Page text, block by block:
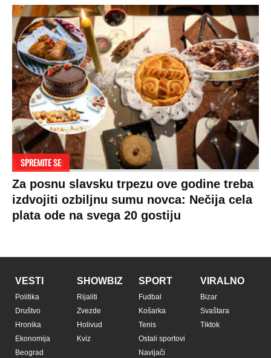
SPREMITE SE
Za posnu slavsku trpezu ove godine treba
izdvojiti ozbiljnu sumu novca: Nečija cela
plata ode na svega 20 gostiju
VESTI
Politika
Društvo
Hronika
Ekonomija
Beograd
SHOWBIZ
Rijaliti
Zvezde
Holivud
Kviz
SPORT
Fudbal
Košarka
Tenis
Ostali sportovi
Navijači
VIRALNO
Bizar
Svaštara
Tiktok